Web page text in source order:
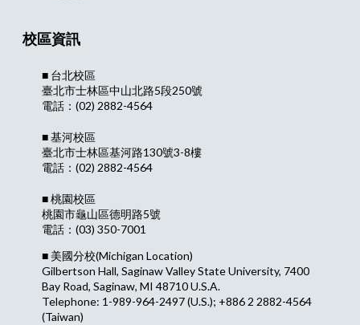
校區資訊
■ 台北校區
臺北市士林區中山北路5段250號
電話：(02) 2882-4564
■ 基河校區
臺北市士林區基河路130號3-8樓
電話：(02) 2882-4564
■ 桃園校區
桃園市龜山區德明路5號
電話：(03) 350-7001
■ 美國分校(Michigan Location)
Gilbertson Hall, Saginaw Valley State University, 7400
Bay Road, Saginaw, MI 48710 U.S.A.
Telephone: 1-989-964-2497 (U.S.); +886 2 2882-4564
(Taiwan)